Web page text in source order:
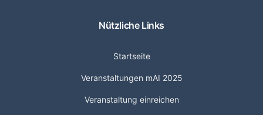
Nützliche Links
Startseite
Veranstaltungen mAI 2025
Veranstaltung einreichen